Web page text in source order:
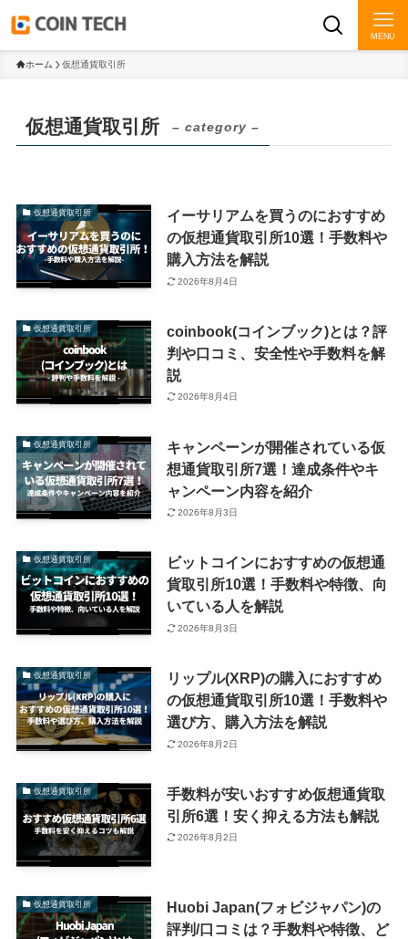
MENU
ホーム 仮想通貨取引所
仮想通貨取引所 – category –
仮想通貨取引所
イーサリアムを買うのにおすすめ
の仮想通貨取引所10選！手数料や
購入方法を解説
2026年8月4日
仮想通貨取引所
coinbook(コインブック)とは？評
判や口コミ、安全性や手数料を解
説
2026年8月4日
仮想通貨取引所
キャンペーンが開催されている仮
想通貨取引所7選！達成条件やキ
ャンペーン内容を紹介
2026年8月3日
仮想通貨取引所
ビットコインにおすすめの仮想通
貨取引所10選！手数料や特徴、向
いている人を解説
2026年8月3日
仮想通貨取引所
リップル(XRP)の購入におすすめ
の仮想通貨取引所10選！手数料や
選び方、購入方法を解説
2026年8月2日
仮想通貨取引所
手数料が安いおすすめ仮想通貨取
引所6選！安く抑える方法も解説
2026年8月2日
仮想通貨取引所
Huobi Japan(フォビジャパン)の
評判/口コミは？手数料や特徴、ど